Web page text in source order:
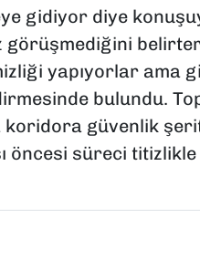
gidiyor diye
görüşmediğini
yapıyorlar ama
bulundu.
koridora güvenlik
öncesi süreci